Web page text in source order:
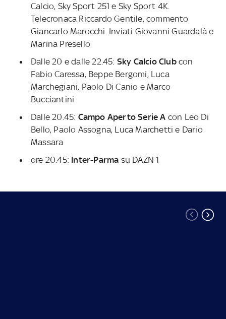
Calcio, Sky Sport 251 e Sky Sport 4K.
Telecronaca Riccardo Gentile, commento
Giancarlo Marocchi. Inviati Giovanni Guardalà e
Marina Presello
Dalle 20 e dalle 22.45: Sky Calcio Clubcon
Fabio Caressa, Beppe Bergomi, Luca
Marchegiani, Paolo Di Canio e Marco
Bucciantini
Dalle 20.45: Campo Aperto Serie A con Leo Di
Bello, Paolo Assogna, Luca Marchetti e Dario
Massara
ore 20.45: Inter-Parma su DAZN 1